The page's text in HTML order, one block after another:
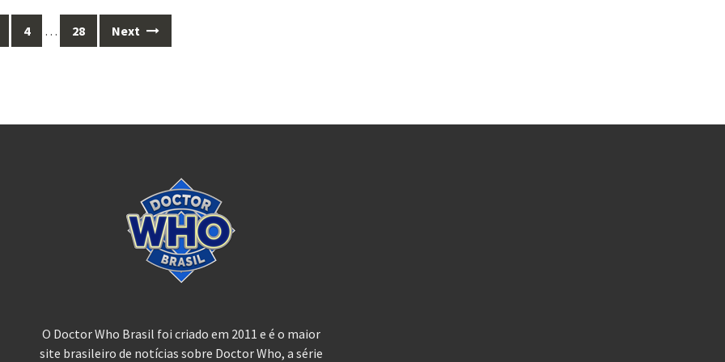
4 … 28 Next
O Doctor Who Brasil foi criado em 2011 e é o maior
site brasileiro de notícias sobre Doctor Who, a série